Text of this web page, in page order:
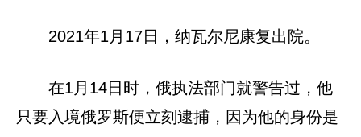
2021年1月17日，纳瓦尔尼康复出院。
在1月14日时，俄执法部门就警告过，他
只要入境俄罗斯便立刻逮捕，因为他的身份是